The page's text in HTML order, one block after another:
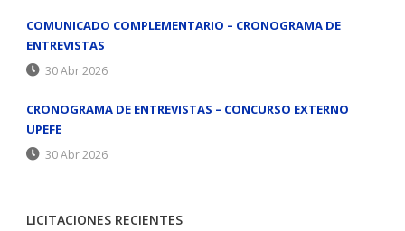
COMUNICADO COMPLEMENTARIO – CRONOGRAMA DE
ENTREVISTAS
30 Abr 2026
CRONOGRAMA DE ENTREVISTAS – CONCURSO EXTERNO
UPEFE
30 Abr 2026
LICITACIONES RECIENTES